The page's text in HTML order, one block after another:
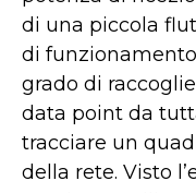
di una piccola
di
grado di
data point da
tracciare un
della rete. Visto